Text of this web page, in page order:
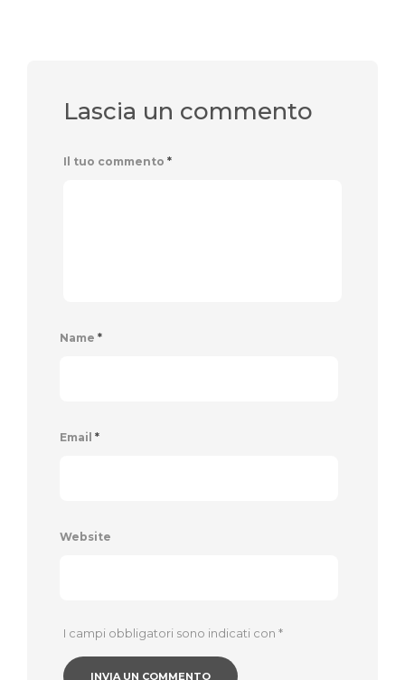
Lascia un commento
Il tuo commento *
Name *
Email *
Website
I campi obbligatori sono indicati con *